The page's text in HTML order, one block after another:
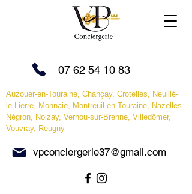
07 62 54 10 83
vpconciergerie37@gmail.com
Auzouer-en-Touraine, Chançay, Crotelles, Neuillé-
le-Lierre, Monnaie, Montreuil-en-Touraine, Nazelles-
Négron, Noizay, Vernou-sur-Brenne, Villedômer,
Vouvray, Reugny